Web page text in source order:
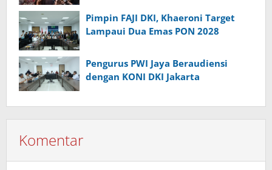
Pimpin FAJI DKI, Khaeroni Target
Lampaui Dua Emas PON 2028
Pengurus PWI Jaya Beraudiensi
dengan KONI DKI Jakarta
Komentar